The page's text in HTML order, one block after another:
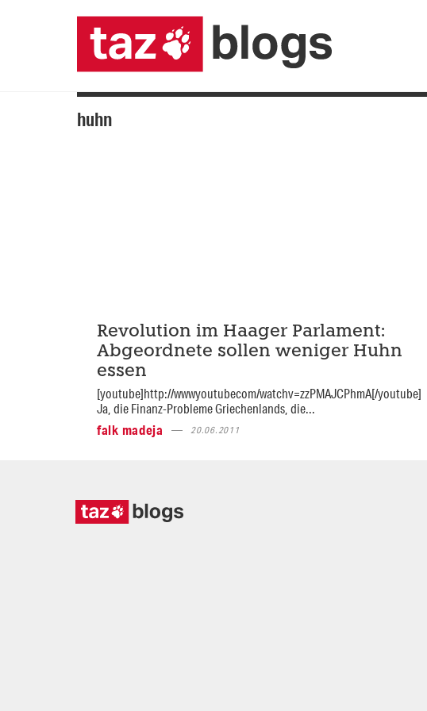
huhn
Revolution im Haager Parlament:
Abgeordnete sollen weniger Huhn
essen
[youtube]http://wwwyoutubecom/watchv=zzPMAJCPhmA[/youtube]
Ja, die Finanz-Probleme Griechenlands, die...
falk madeja
20.06.2011